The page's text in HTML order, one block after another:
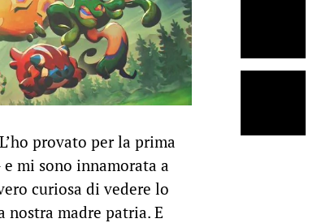
provato per la prima
e mi sono innamorata a
curiosa di vedere lo
nostra madre patria. E